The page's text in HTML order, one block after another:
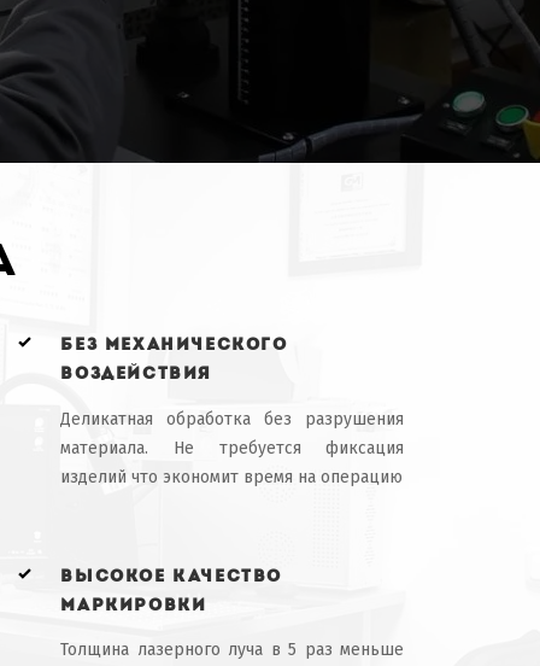
без механического
воздействия
Деликатная обработка без разрушения
материала. Не требуется фиксация
изделий что экономит время на операцию
высокое качество
маркировки
Толщина лазерного луча в 5 раз меньше